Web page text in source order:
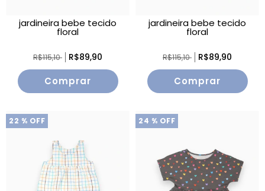
jardineira bebe tecido
floral
R$115,10 R$89,90
Comprar
jardineira bebe tecido
floral
R$115,10 R$89,90
Comprar
22 % OFF 24 % OFF